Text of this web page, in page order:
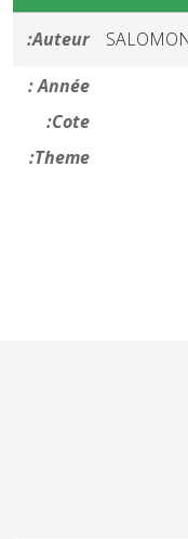
Auteur:
Année :
Cote:
Theme: